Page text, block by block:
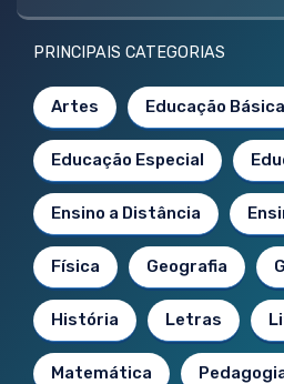
PRINCIPAIS CATEGORIAS
Artes Educação Básica
Educação Especial
Ensino a Distância
Física Geografia
História Letras
Matemática